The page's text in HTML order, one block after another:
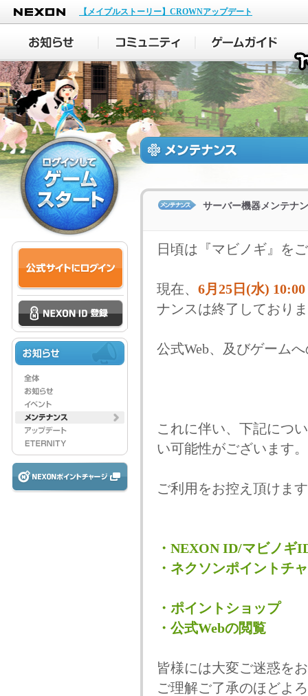
NEXON
【メイプルストーリー】CROWNアップデート
サーバー機器メンテナ
日頃は『マビノギ』を
現在、 6月25日(水) 10:00
ナンスは終了しており
公式Web、及びゲーム
これに伴い、下記につ
い可能性がございます。
ご利用をお控え頂けま
・NEXON ID/マビノギ
・ネクソンポイントチ
・ポイントショップ
・公式Webの閲覧
皆様には大変ご迷惑を
ご理解ご了承のほどよ